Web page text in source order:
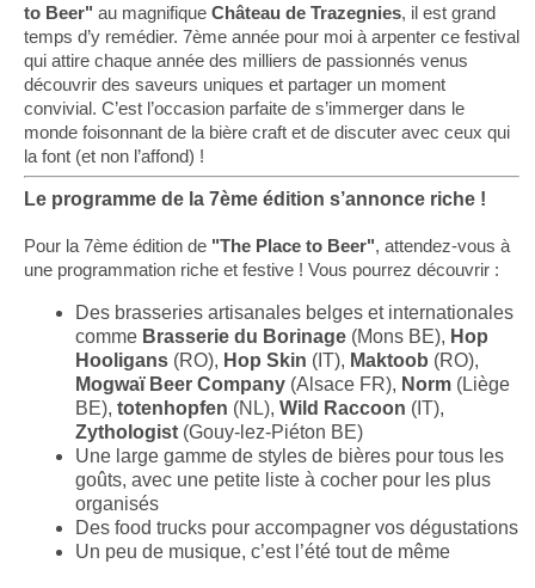
to Beer" au magnifique Château de Trazegnies, il est grand
temps d’y remédier. 7ème année pour moi à arpenter ce festival
qui attire chaque année des milliers de passionnés venus
découvrir des saveurs uniques et partager un moment
convivial. C’est l’occasion parfaite de s’immerger dans le
monde foisonnant de la bière craft et de discuter avec ceux qui
la font (et non l’affond) !
Le programme de la 7ème édition s’annonce riche !
Pour la 7ème édition de "The Place to Beer", attendez-vous à
une programmation riche et festive ! Vous pourrez découvrir :
Des brasseries artisanales belges et internationales
comme Brasserie du Borinage (Mons BE), Hop
Hooligans (RO), Hop Skin (IT), Maktoob (RO),
Mogwaï Beer Company (Alsace FR), Norm (Liège
BE), totenhopfen (NL), Wild Raccoon (IT),
Zythologist (Gouy-lez-Piéton BE)
Une large gamme de styles de bières pour tous les
goûts, avec une petite liste à cocher pour les plus
organisés
Des food trucks pour accompagner vos dégustations
Un peu de musique, c’est l’été tout de même